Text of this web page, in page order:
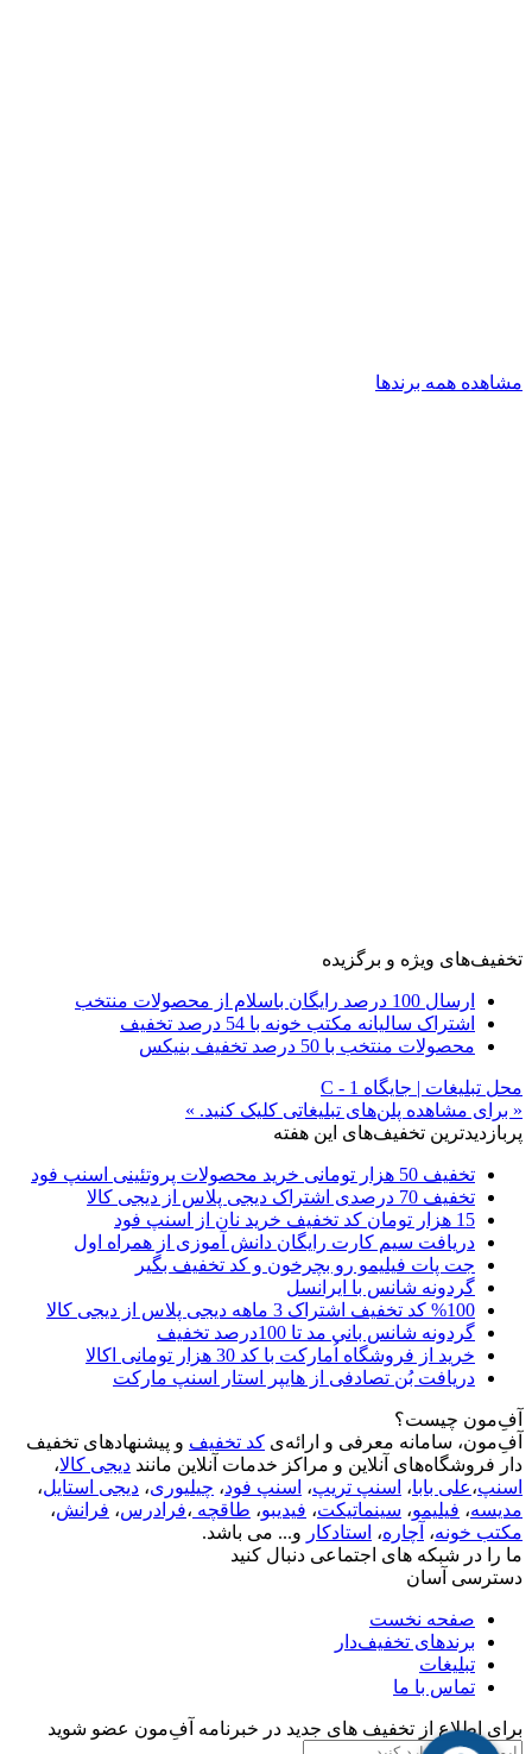
مشاهده همه برندها
تخفیف‌های ویژه و برگزیده
ارسال 100 درصد رایگان باسلام از محصولات منتخب
اشتراک سالیانه مکتب خونه با 54 درصد تخفیف
محصولات منتخب با 50 درصد تخفیف بنیکس
محل تبلیغات | جایگاه C - 1
« برای مشاهده پلن‌های تبلیغاتی کلیک کنید. »
پربازدیدترین تخفیف‌های این هفته
تخفیف 50 هزار تومانی خرید محصولات پروتئینی اسنپ فود
تخفیف 70 درصدی اشتراک دیجی پلاس از دیجی کالا
15 هزار تومان کد تخفیف خرید نان از اسنپ فود
دریافت سیم کارت رایگان دانش آموزی از همراه اول
جت پات فیلیمو رو بچرخون و کد تخفیف بگیر
گردونه شانس با ایرانسل
%100 کد تخفیف اشتراک 3 ماهه دیجی پلاس از دیجی کالا
گردونه شانس بانی مد تا 100درصد تخفیف
خرید از فروشگاه اُمارکت با کد 30 هزار تومانی اکالا
دریافت بُن تصادفی از هایپر استار اسنپ مارکت
آفِ‌مون چیست؟
آفِ‌مون، سامانه معرفی و ارائه‌ی کد تخفیف و پیشنهادهای تخفیف
دار فروشگاه‌های آنلاین و مراکز خدمات آنلاین مانند دیجی کالا،
اسنپ،علی بابا، اسنپ تریپ، اسنپ فود، چیلیوری، دیجی استایل،
مدیسه، فیلیمو، سینماتیکت، فیدیبو، طاقچه ،فرادرس، فرانش،
مکتب خونه، آچاره، استادکار و... می باشد.
ما را در شبکه های اجتماعی دنبال کنید
دسترسی آسان
صفحه نخست
برندهای تخفیف‌دار
تبلیغات
تماس با ما
برای اطلاع از تخفیف های جدید در خبرنامه آفِ‌مون عضو شوید